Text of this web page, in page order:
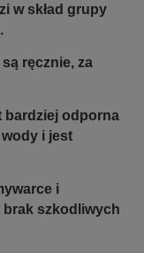
w skład grupy
ręcznie, za
bardziej odporna
i jest
i
brak szkodliwych